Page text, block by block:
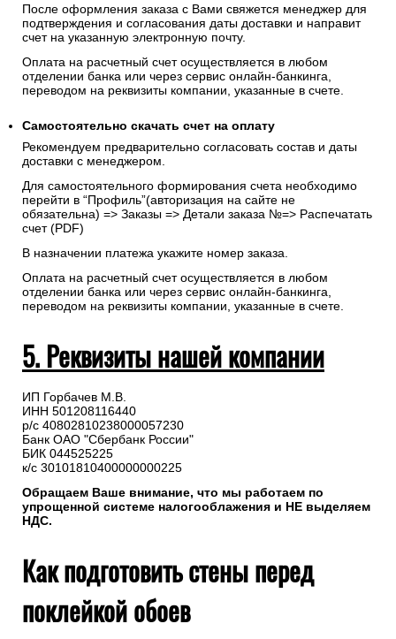
После оформления заказа с Вами свяжется менеджер для
подтверждения и согласования даты доставки и направит
счет на указанную электронную почту.
Оплата на расчетный счет осуществляется в любом
отделении банка или через сервис онлайн-банкинга,
переводом на реквизиты компании, указанные в счете.
Самостоятельно скачать счет на оплату
Рекомендуем предварительно согласовать состав и даты
доставки с менеджером.
Для самостоятельного формирования счета необходимо
перейти в “Профиль”(авторизация на сайте не
обязательна) => Заказы => Детали заказа №=> Распечатать
счет (PDF)
В назначении платежа укажите номер заказа.
Оплата на расчетный счет осуществляется в любом
отделении банка или через сервис онлайн-банкинга,
переводом на реквизиты компании, указанные в счете.
5. Реквизиты нашей компании
ИП Горбачев М.В.
ИНН 501208116440
р/с 40802810238000057230
Банк ОАО "Сбербанк России"
БИК 044525225
к/с 30101810400000000225
Обращаем Ваше внимание, что мы работаем по
упрощенной системе налогооблажения и НЕ выделяем
НДС.
Как подготовить стены перед
поклейкой обоев